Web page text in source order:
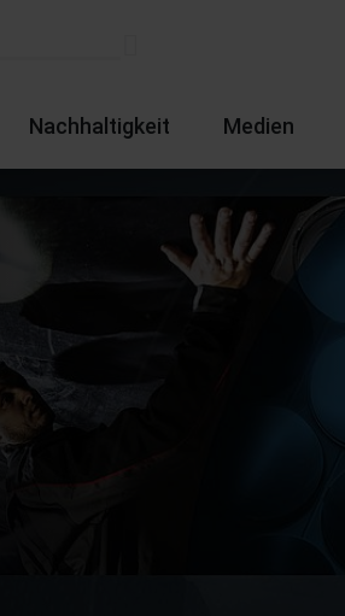
Nachhaltigkeit Medien